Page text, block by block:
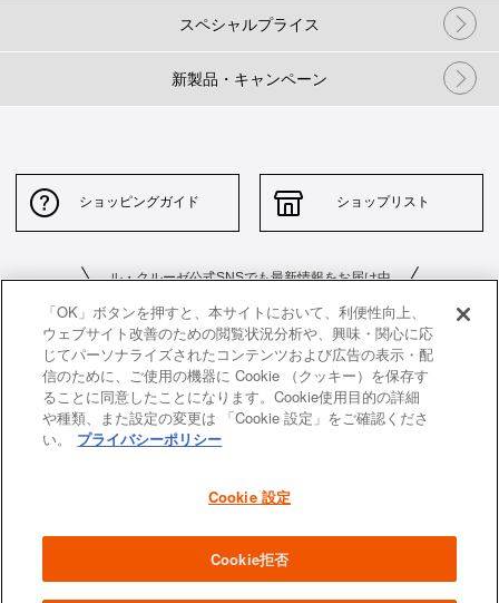
スペシャルプライス
新製品・キャンペーン
ショッピングガイド ショップリスト
ル・クルーゼ公式SNSでも最新情報をお届け中
お問い合わせ サイトポリシー
「OK」ボタンを押すと、本サイトにおいて、利便性向上、
ウェブサイト改善のための閲覧状況分析や、興味・関心に応
じてパーソナライズされたコンテンツおよび広告の表示・配
信のために、ご使用の機器に Cookie （クッキー）を保存す
ることに同意したことになります。Cookie使用目的の詳細
や種類、また設定の変更は 「Cookie 設定」をご確認くださ
い。
プライバシーポリシー
Cookie 設定
Cookie拒否